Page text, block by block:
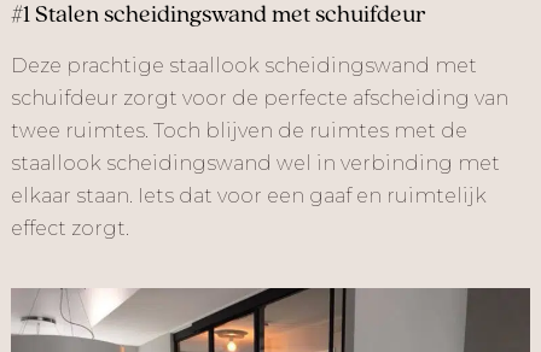
#1 Stalen scheidingswand met schuifdeur
Deze prachtige staallook scheidingswand met
schuifdeur zorgt voor de perfecte afscheiding van
twee ruimtes. Toch blijven de ruimtes met de
staallook scheidingswand wel in verbinding met
elkaar staan. Iets dat voor een gaaf en ruimtelijk
effect zorgt.